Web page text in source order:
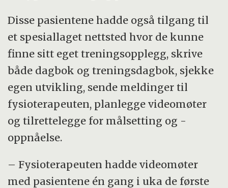
Disse pasientene hadde også tilgang til
et spesiallaget nettsted hvor de kunne
finne sitt eget treningsopplegg, skrive
både dagbok og treningsdagbok, sjekke
egen utvikling, sende meldinger til
fysioterapeuten, planlegge videomøter
og tilrettelegge for målsetting og -
oppnåelse.
– Fysioterapeuten hadde videomøter
med pasientene én gang i uka de første